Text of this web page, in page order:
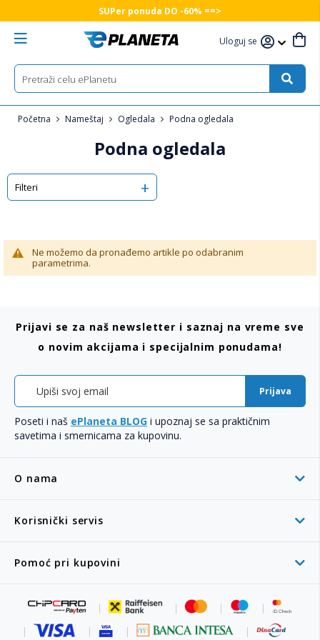
SUPer ponuda DO -60% ==>
Uloguj se
Početna Nameštaj Ogledala Podna ogledala
Podna ogledala
Filteri
Ne možemo da pronađemo artikle po odabranim
parametrima.
O nama
Korisnički servis
Pomoć pri kupovini
Prijavi se za naš newsletter i saznaj na vreme sve
o novim akcijama i specijalnim ponudama!
Prijava
Poseti i naš ePlaneta BLOG i upoznaj se sa praktičnim
savetima i smernicama za kupovinu.